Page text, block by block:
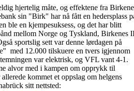
hjertelig måte, og effektene fra
sin "Birk" har nå fått en hedersplass
ble en kjempesuksess, og det har blitt
mellom Norge og Tyskland, Birkenes
sportslig sett var denne lørdagen på
med 12.000 tilskuere en tvers igjennom
var elektrisk, og VFL vant 4-1.
alvor med i kampen om opprykk til
kommet et oppslag om helgens
sitt nettsted: